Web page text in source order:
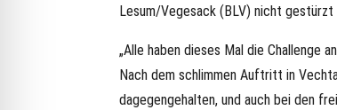
Lesum/Vegesack (BLV) nicht
„Alle haben dieses Mal die Challenge
Nach dem schlimmen Auftritt in
dagegengehalten, und auch bei den